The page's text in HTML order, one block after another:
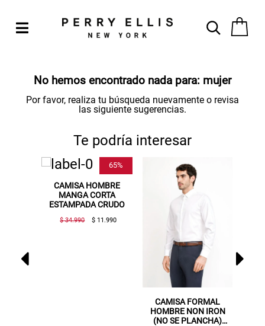
No hemos encontrado nada para: mujer
Por favor, realiza tu búsqueda nuevamente o revisa
las siguiente sugerencias.
Te podría interesar
65%
CAMISA HOMBRE
MANGA CORTA
ESTAMPADA CRUDO
$ 34.990 $ 11.990
CAMISA FORMAL
HOMBRE NON IRON
(NO SE PLANCHA)